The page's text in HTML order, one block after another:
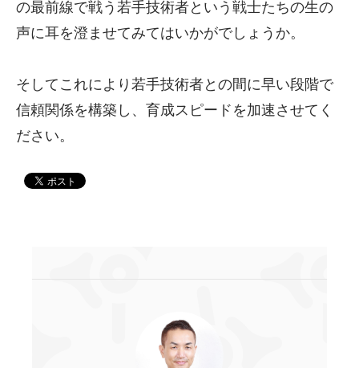
の最前線で戦う若手技術者という戦士たちの生の
声に耳を澄ませてみてはいかがでしょうか。
そしてこれにより若手技術者との間に早い段階で
信頼関係を構築し、育成スピードを加速させてく
ださい。